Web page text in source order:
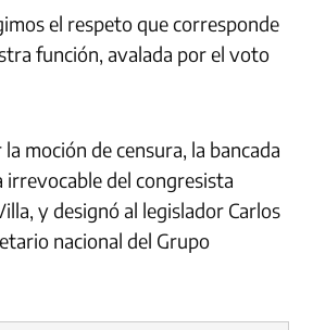
el respeto que corresponde
función, avalada por el voto
moción de censura, la bancada
irrevocable del congresista
y designó al legislador Carlos
nacional del Grupo